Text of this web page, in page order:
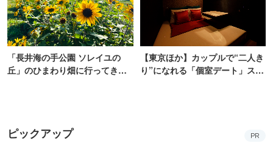
「長井海の手公園 ソレイユの
丘」のひまわり畑に行ってき
【東京ほか】カップルで“二人き
り”になれる「個室デート」スポ
ピックアップ PR